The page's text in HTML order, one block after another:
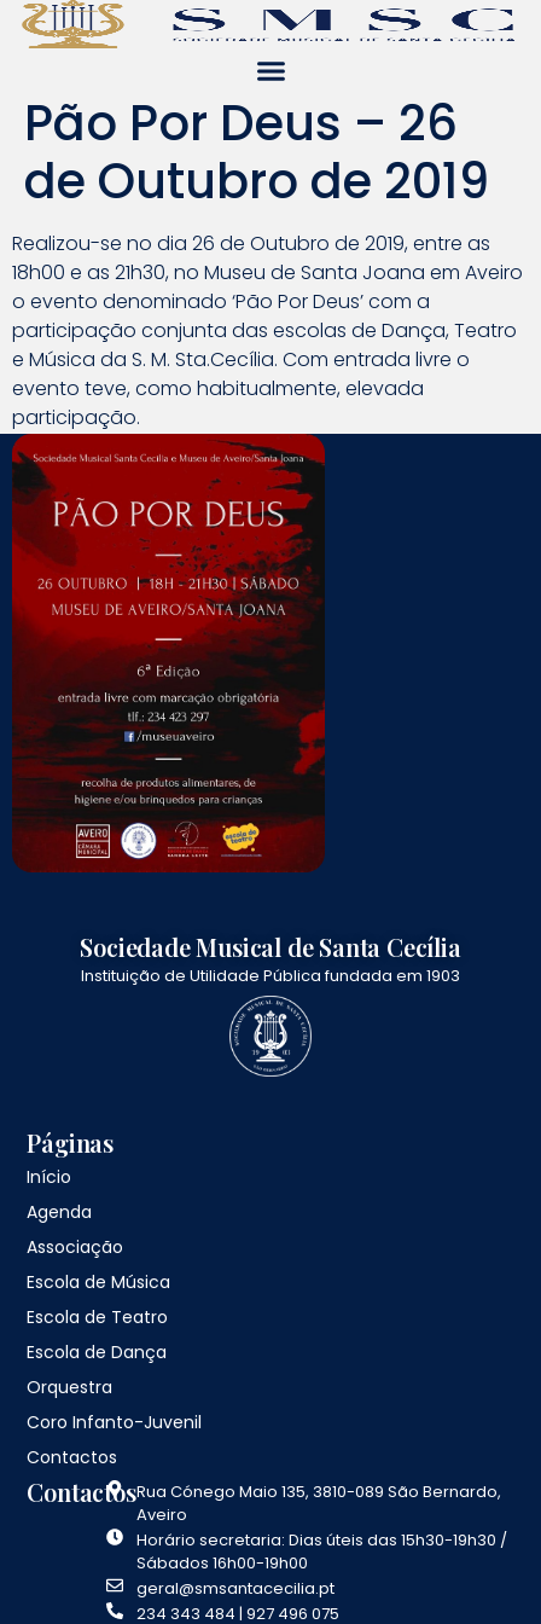
Pão Por Deus – 26
de Outubro de 2019
Realizou-se no dia 26 de Outubro de 2019, entre as
18h00 e as 21h30, no Museu de Santa Joana em Aveiro
o evento denominado ‘Pão Por Deus’ com a
participação conjunta das escolas de Dança, Teatro
e Música da S. M. Sta.Cecília. Com entrada livre o
evento teve, como habitualmente, elevada
participação.
Sociedade Musical de Santa Cecília
Instituição de Utilidade Pública fundada em 1903
Páginas
Início
Agenda
Associação
Escola de Música
Escola de Teatro
Escola de Dança
Orquestra
Coro Infanto-Juvenil
Contactos
ContactosRua Cónego Maio 135, 3810-089 São Bernardo,
Aveiro
Horário secretaria: Dias úteis das 15h30-19h30 /
Sábados 16h00-19h00
geral@smsantacecilia.pt
234 343 484 | 927 496 075